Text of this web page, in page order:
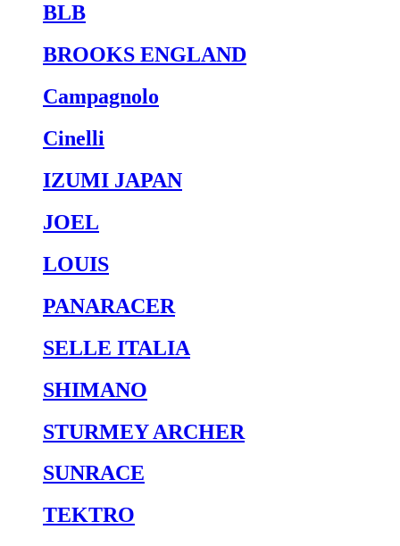
BLB
BROOKS ENGLAND
Campagnolo
Cinelli
IZUMI JAPAN
JOEL
LOUIS
PANARACER
SELLE ITALIA
SHIMANO
STURMEY ARCHER
SUNRACE
TEKTRO